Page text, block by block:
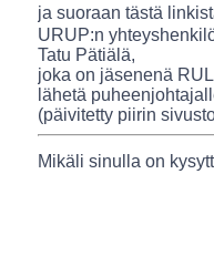
ja suoraan tästä
URUP:n
Tatu Pätiälä,
joka on jäsenenä
lähetä
(päivitetty piirin
Mikäli sinulla on